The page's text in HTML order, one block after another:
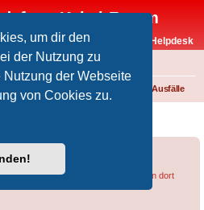
um dir den
der Nutzung zu
der Webseite
von Cookies zu.
Kabel-Forum
Vodafone-Kabel-Helpdesk
Radio über Kabel Störungen und Ausfälle
einBlick in diesen Thread
bzw. in den dort